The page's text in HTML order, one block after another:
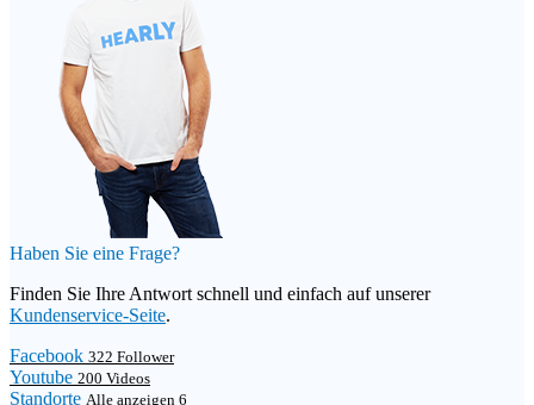
Haben Sie eine Frage?
Finden Sie Ihre Antwort schnell und einfach auf unserer
Kundenservice-Seite.
Facebook 322 Follower
Youtube 200 Videos
Standorte Alle anzeigen 6